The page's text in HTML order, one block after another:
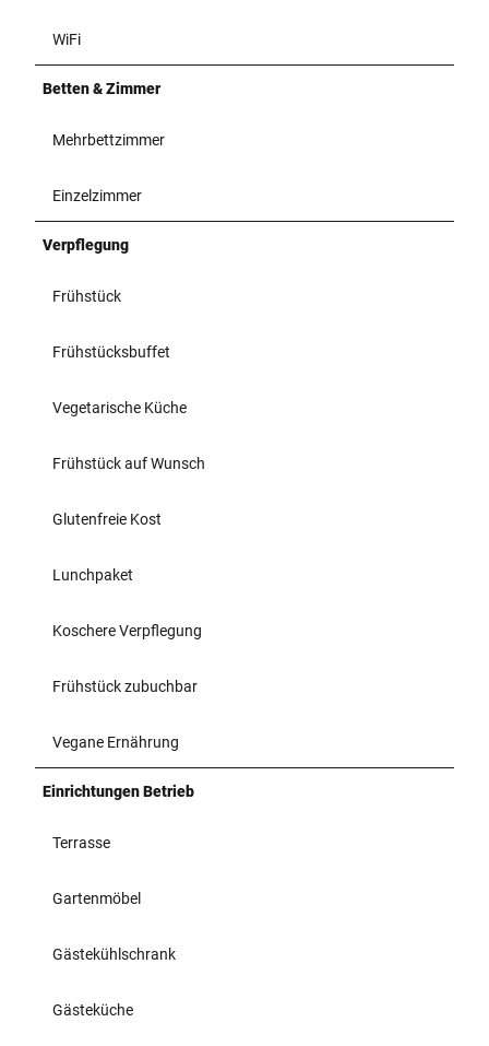
WiFi
Betten & Zimmer
Mehrbettzimmer
Einzelzimmer
Verpflegung
Frühstück
Frühstücksbuffet
Vegetarische Küche
Frühstück auf Wunsch
Glutenfreie Kost
Lunchpaket
Koschere Verpflegung
Frühstück zubuchbar
Vegane Ernährung
Einrichtungen Betrieb
Terrasse
Gartenmöbel
Gästekühlschrank
Gästeküche